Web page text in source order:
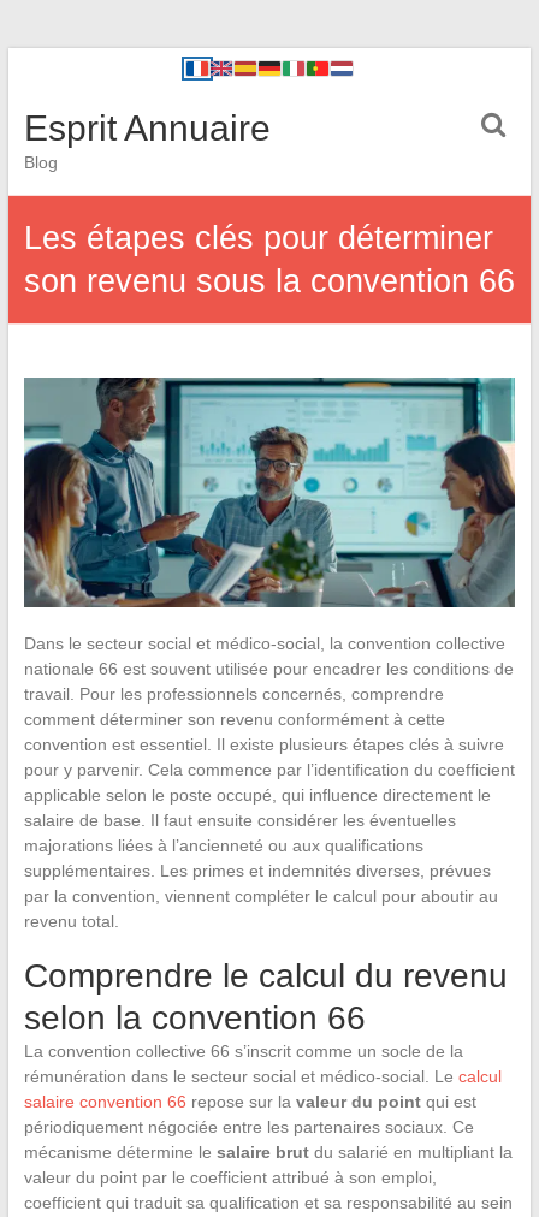
Esprit Annuaire
Blog
Les étapes clés pour déterminer
son revenu sous la convention 66
Dans le secteur social et médico-social, la convention collective
nationale 66 est souvent utilisée pour encadrer les conditions de
travail. Pour les professionnels concernés, comprendre
comment déterminer son revenu conformément à cette
convention est essentiel. Il existe plusieurs étapes clés à suivre
pour y parvenir. Cela commence par l’identification du coefficient
applicable selon le poste occupé, qui influence directement le
salaire de base. Il faut ensuite considérer les éventuelles
majorations liées à l’ancienneté ou aux qualifications
supplémentaires. Les primes et indemnités diverses, prévues
par la convention, viennent compléter le calcul pour aboutir au
revenu total.
Comprendre le calcul du revenu
selon la convention 66
La convention collective 66 s’inscrit comme un socle de la
rémunération dans le secteur social et médico-social. Le calcul
salaire convention 66 repose sur la valeur du pointqui est
périodiquement négociée entre les partenaires sociaux. Ce
mécanisme détermine le salaire brutdu salarié en multipliant la
valeur du point par le coefficient attribué à son emploi,
coefficient qui traduit sa qualification et sa responsabilité au sein